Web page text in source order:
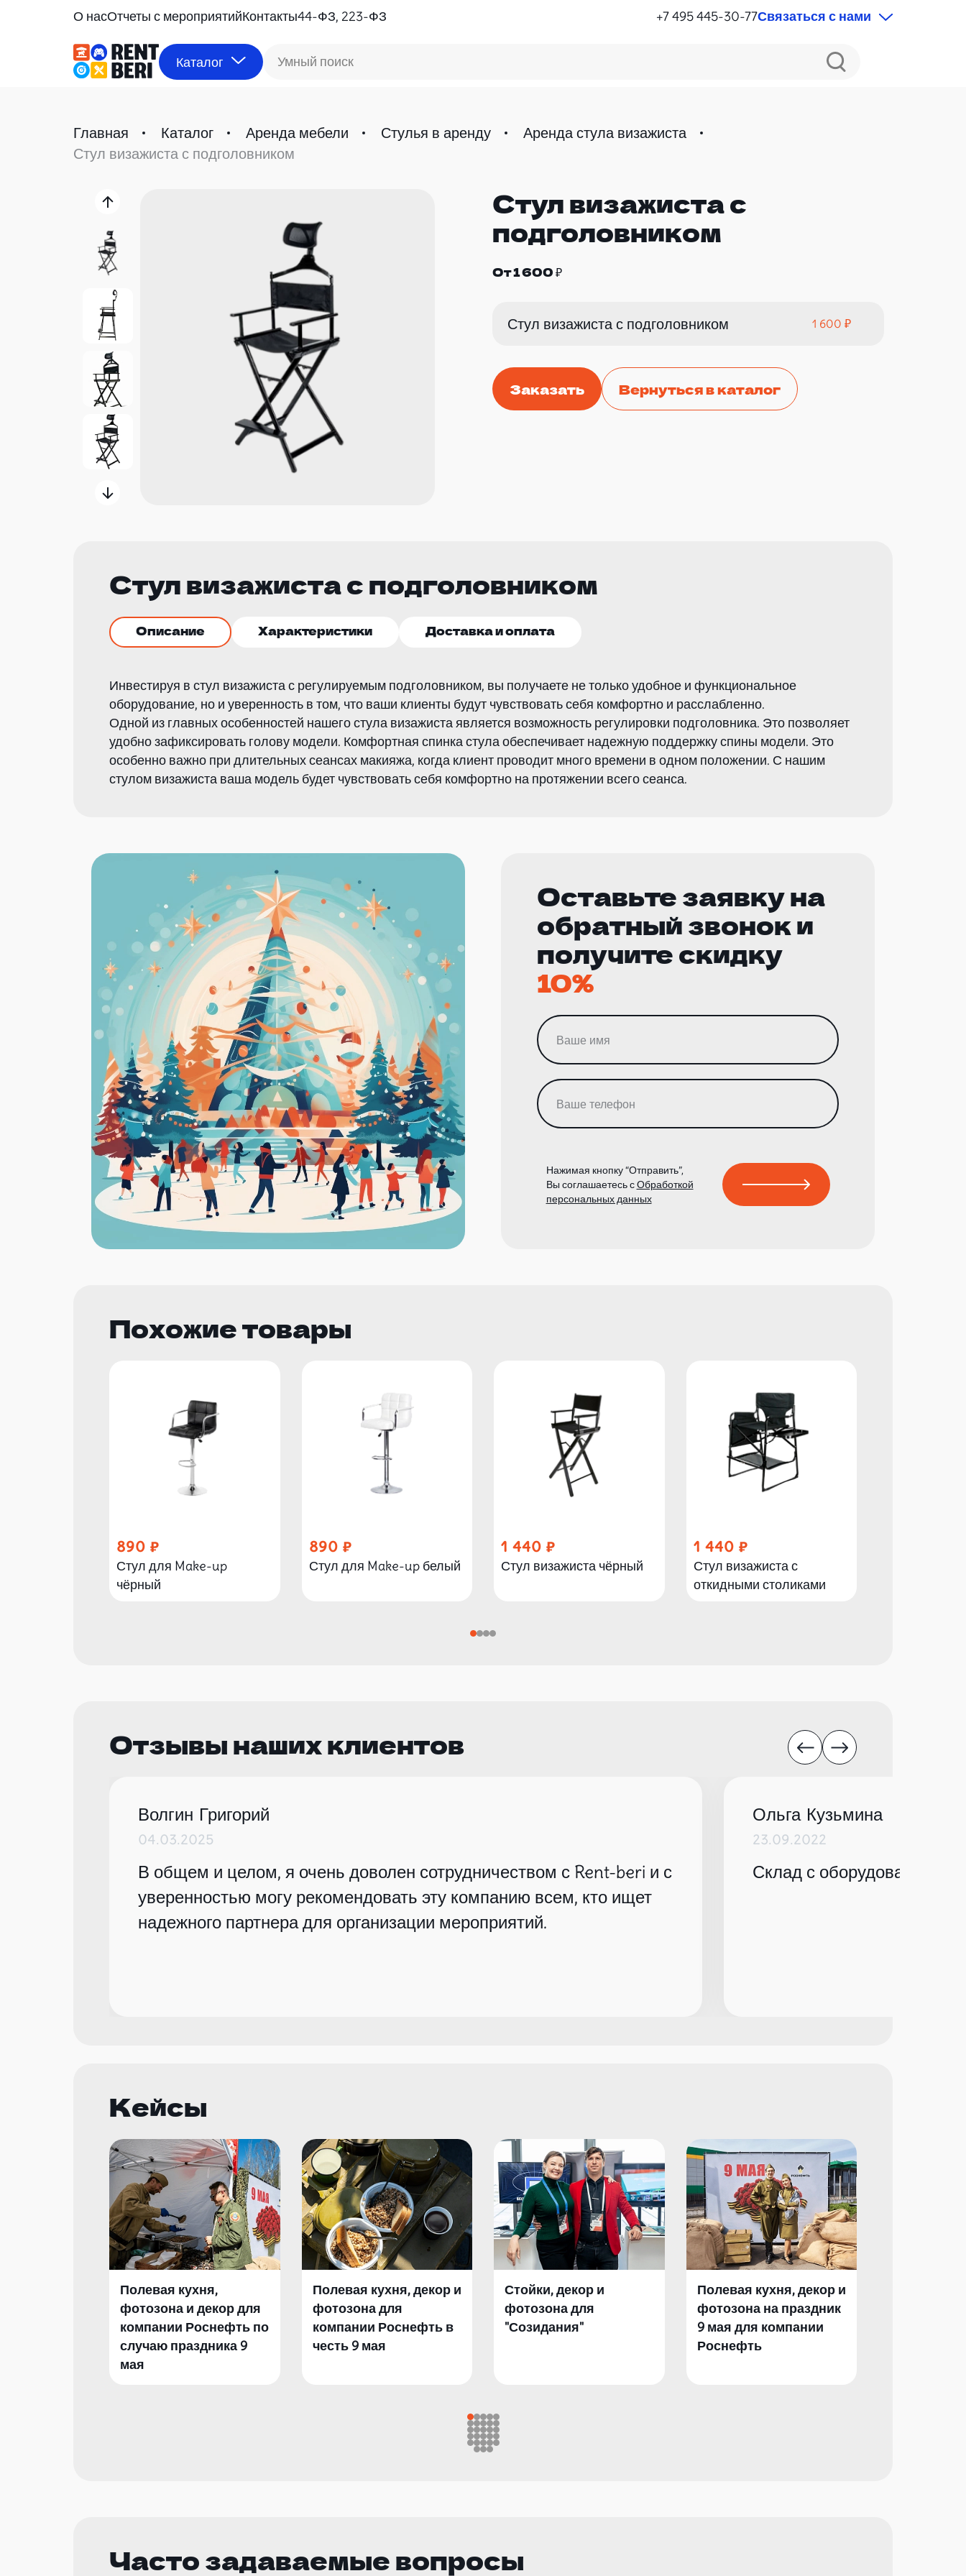
О насОтчеты с мероприятийКонтакты44-ФЗ, 223-ФЗ +7 495 445-30-77Связаться с нами
Каталог Умный поиск
Главная Каталог Аренда мебели Стулья в аренду
Аренда стула визажиста
Стул визажиста с подголовником
Стул визажиста с
подголовником
От 1 600 ₽
Стул визажиста с подголовником 1 600 ₽
Заказать Вернуться в каталог
Стул визажиста с подголовником
Описание Характеристики Доставка и оплата
Инвестируя в стул визажиста с регулируемым подголовником, вы получаете не только удобное и функциональное
оборудование, но и уверенность в том, что ваши клиенты будут чувствовать себя комфортно и расслабленно.
Одной из главных особенностей нашего стула визажиста является возможность регулировки подголовника. Это позволяет
удобно зафиксировать голову модели. Комфортная спинка стула обеспечивает надежную поддержку спины модели. Это
особенно важно при длительных сеансах макияжа, когда клиент проводит много времени в одном положении. С нашим
стулом визажиста ваша модель будет чувствовать себя комфортно на протяжении всего сеанса.
Оставьте заявку на
обратный звонок и
получите скидку
10%
Нажимая кнопку “Отправить”,
Вы соглашаетесь сОбработкой
персональных данных
Похожие товары
890
Стул для Make-up
чёрный
890
Стул для Make-up белый
1 440
Стул визажиста чёрный
1 440
Стул визажиста с
откидными столиками
Отзывы наших клиентов
Волгин Григорий
04.03.2025
В общем и целом, я очень доволен сотрудничеством с Rent-beri и с
уверенностью могу рекомендовать эту компанию всем, кто ищет
надежного партнера для организации мероприятий.
Ольга Кузьмина
23.09.2022
Склад с оборудованием
Кейсы
Полевая кухня,
фотозона и декор для
компании Роснефть по
случаю праздника 9
мая
Полевая кухня, декор и
фотозона для
компании Роснефть в
честь 9 мая
Стойки, декор и
фотозона для
"Созидания"
Полевая кухня, декор и
фотозона на праздник
9 мая для компании
Роснефть
Часто задаваемые вопросы